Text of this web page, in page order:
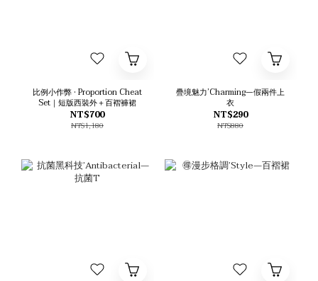
比例小作弊 • Proportion Cheat
Set｜短版西裝外＋百褶褲裙
NT$700
NT$1,180
疊境魅力’Charming—假兩件上
衣
NT$290
NT$880